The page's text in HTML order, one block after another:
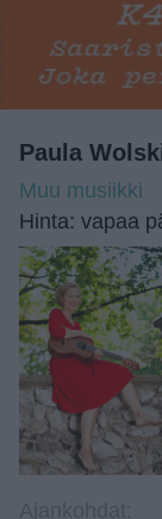
Paula
Muu musiikki
Hinta: vapaa